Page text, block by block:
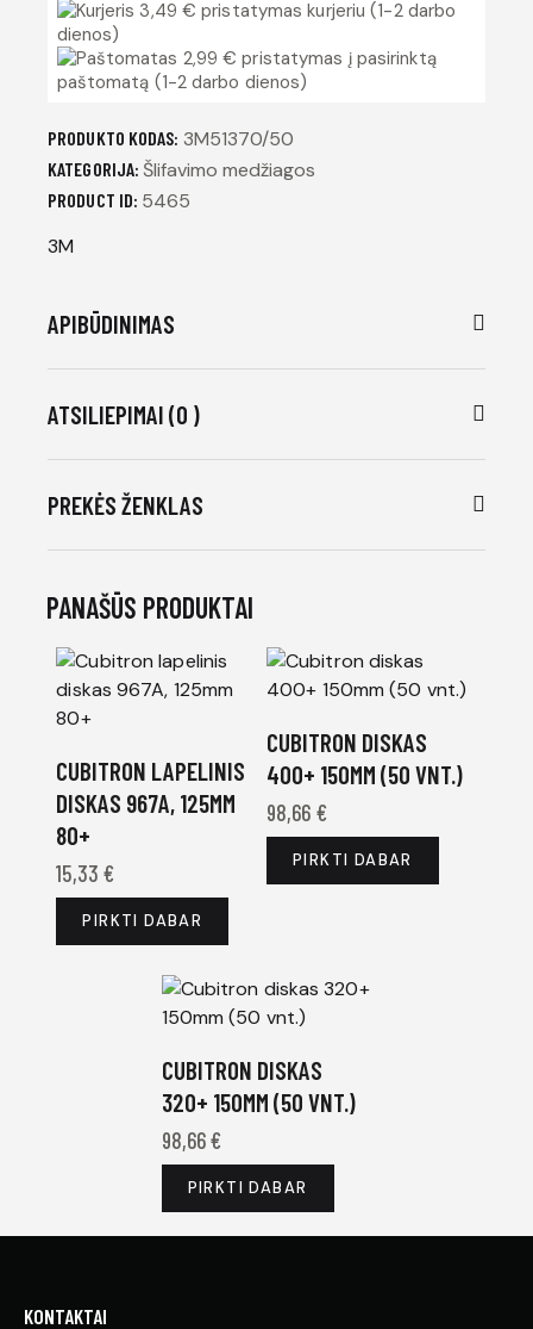
3,49 € pristatymas kurjeriu (1-2 darbo
dienos)
2,99 € pristatymas į pasirinktą
paštomatą (1-2 darbo dienos)
PRODUKTO KODAS: 3M51370/50
KATEGORIJA:Šlifavimo medžiagos
PRODUCT ID: 5465
3M
APIBŪDINIMAS
ATSILIEPIMAI (0 )
PREKĖS ŽENKLAS
PANAŠŪS PRODUKTAI
CUBITRON LAPELINIS
DISKAS 967A, 125MM
80+
15,33 €
PIRKTI DABAR
CUBITRON DISKAS
400+ 150MM (50 VNT.)
98,66 €
PIRKTI DABAR
CUBITRON DISKAS
320+ 150MM (50 VNT.)
98,66€
PIRKTI DABAR
KONTAKTAI